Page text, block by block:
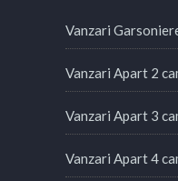
Vanzari
Vanzari Apart 2
Vanzari Apart 3
Vanzari Apart 4